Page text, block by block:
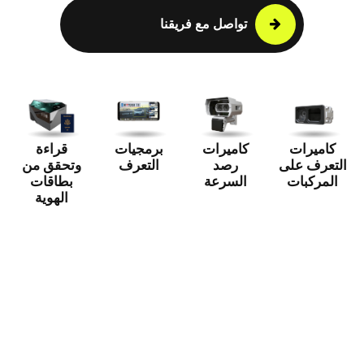
تواصل مع فريقنا
كاميرات
التعرف على
المركبات
كاميرات
رصد
السرعة
برمجيات
التعرف
قراءة
وتحقق من
بطاقات
الهوية